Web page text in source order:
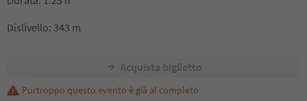
Dislivello: 343 m
Acquista biglietto
Purtroppo questo evento è già al completo